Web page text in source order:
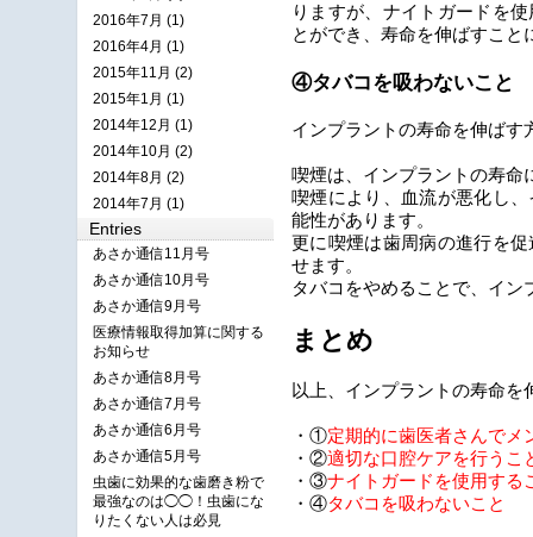
りますが、ナイトガードを
とができ、寿命を伸ばすこと
④タバコを吸わないこと
インプラントの寿命を伸ばす
喫煙は、インプラントの寿命
喫煙により、血流が悪化し
能性があります。
更に喫煙は歯周病の進行を
せます。
タバコをやめることで、イ
まとめ
以上、インプラントの寿命
・①定期的に歯医者さんでメ
・②適切な口腔ケアを行うこ
・③ナイトガードを使用する
・④タバコを吸わないこと
2016年7月 (1)
2016年4月 (1)
2015年11月 (2)
2015年1月 (1)
2014年12月 (1)
2014年10月 (2)
2014年8月 (2)
2014年7月 (1)
Entries
あさか通信11月号
あさか通信10月号
あさか通信9月号
医療情報取得加算に関する
お知らせ
あさか通信8月号
あさか通信7月号
あさか通信6月号
あさか通信5月号
虫歯に効果的な歯磨き粉で
最強なのは◯◯！虫歯にな
りたくない人は必見